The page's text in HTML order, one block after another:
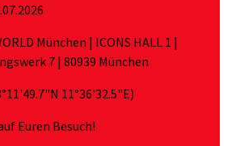
München | ICONS HALL 1 |
7 | 80939 München
11°36'32.5"E)
Euren Besuch!